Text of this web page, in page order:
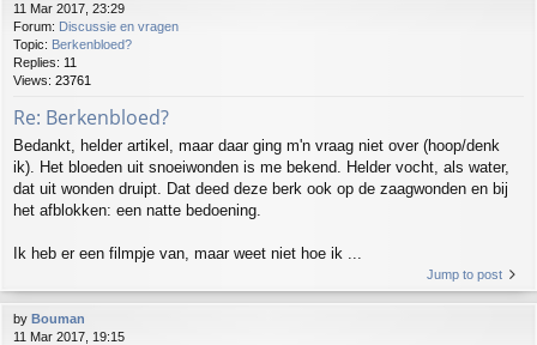
11 Mar 2017, 23:29
Forum: Discussie en vragen
Topic: Berkenbloed?
Replies: 11
Views: 23761
Re: Berkenbloed?
Bedankt, helder artikel, maar daar ging m'n vraag niet over (hoop/denk
ik). Het bloeden uit snoeiwonden is me bekend. Helder vocht, als water,
dat uit wonden druipt. Dat deed deze berk ook op de zaagwonden en bij
het afblokken: een natte bedoening.
Ik heb er een filmpje van, maar weet niet hoe ik ...
Jump to post
by Bouman
11 Mar 2017, 19:15